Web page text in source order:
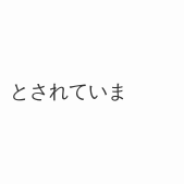
とされていま